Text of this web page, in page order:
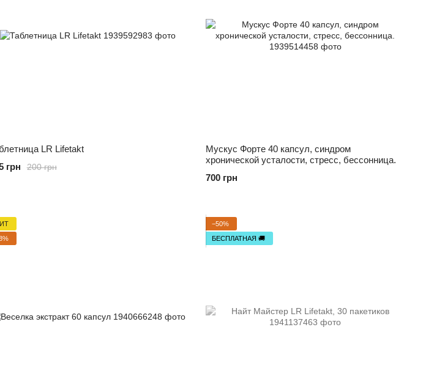
LR Lifetakt
200 грн
грн
Мускус Форте 40 капсул, синдром
хронической усталости, стресс, бессонница.
700 грн
−50%
БЕСПЛАТНАЯ 🚚